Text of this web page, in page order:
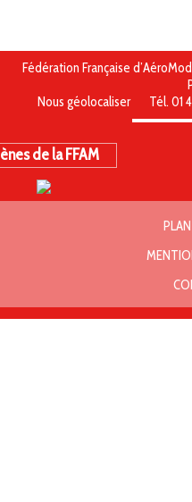
Fédération Française
Nous géolocaliser
Tél.
de la FFAM